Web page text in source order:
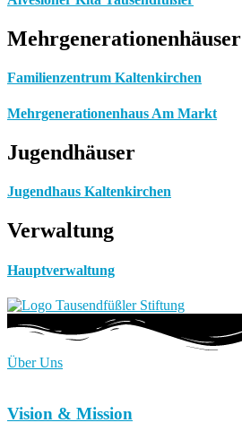
Mehrgenerationenhäuser
Familienzentrum Kaltenkirchen
Mehrgenerationenhaus Am Markt
Jugendhäuser
Jugendhaus Kaltenkirchen
Verwaltung
Hauptverwaltung
Über Uns
Vision & Mission